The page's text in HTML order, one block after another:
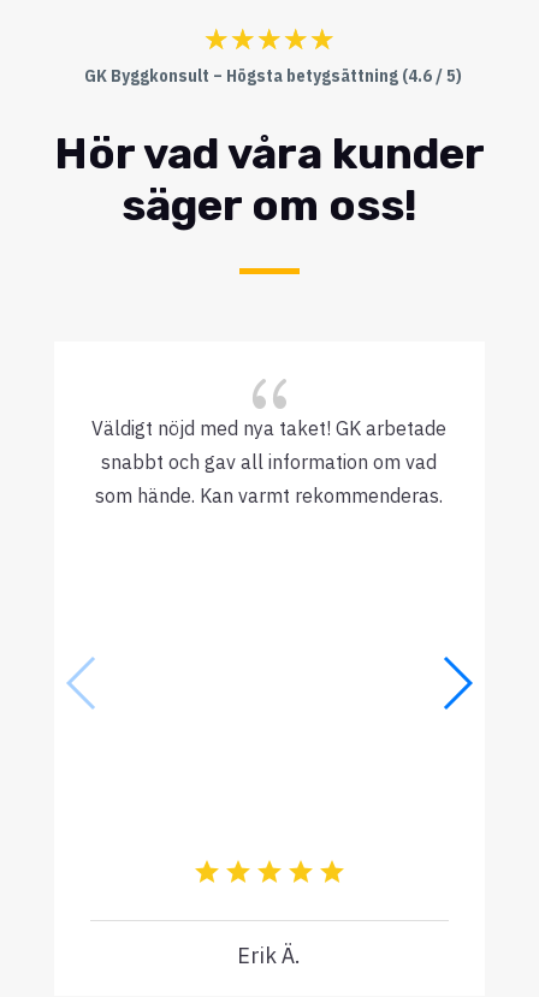
☆☆☆☆☆
GK Byggkonsult – Högsta betygsättning (4.6 / 5)
Hör vad våra kunder
säger om oss!
{
Väldigt nöjd med nya taket! GK arbetade
snabbt och gav all information om vad
som hände. Kan varmt rekommenderas.
Erik Ä.